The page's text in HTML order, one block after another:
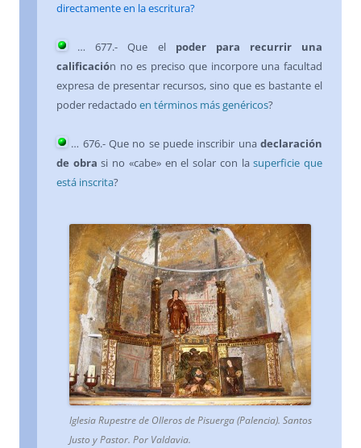
directamente en la escritura?
…677.- Que el poder para recurrir una
calificación no es preciso que incorpore una facultad
expresa de presentar recursos, sino que es bastante el
poder redactado en términos más genéricos?
… 676.- Que no se puede inscribir unadeclaración
de obra si no «cabe» en el solar con lasuperficie que
está inscrita?
Iglesia Rupestre de Olleros de Pisuerga (Palencia). Santos
Justo y Pastor. Por Valdavia.